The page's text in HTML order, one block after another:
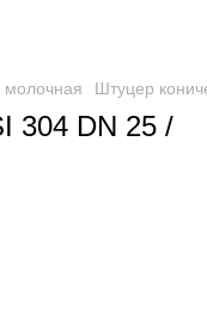
Штуцер
304 DN 25 /